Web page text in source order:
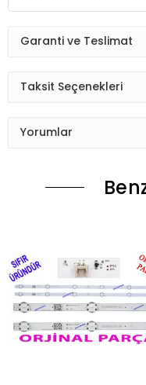
Garanti ve Teslimat
Taksit Seçenekleri
Yorumlar